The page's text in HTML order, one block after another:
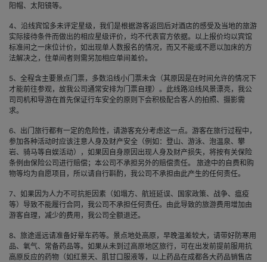
阳帽、太阳镜等。
4、沿线宾馆多未评定星级，我们是根据游客返回后对酒店的感受及当地的旅游
实际接待条件而做出的相应星级评价，均不代表官方依据。以上报价均以宾馆
标准间之一床位计价，如出现单人数报名的情况，而又不能或不愿以加床的方
法解决之，住单间者则需另加相应单间差价。
5、全程含主要景点门票，多数沿线小门票未含（其原因是在时间允许的情况下
才能前往参观，故我公司通常安排为门票自理）。此线路沿线风景漂亮，我公
司司机和导游在首先保证行车安全的原则下会积极配合客人的拍照、摄影需
求。
6、出门旅行都有一定的危险性，请游客充分考虑这一点。游客在旅行过程中，
参加各种活动时应该注意人身及财产安全（例如：登山、游泳、泡温泉、攀
岩、骑马等自娱活动），如果因自身原因出现人身及财产损失，将按有关保险
条例由保险公司进行赔偿；本公司不承担另外的赔偿责任。 旅途中的自费和购
物等均为自愿项目，所以请自行斟酌，我公司不承担由此产生的任何责任。
7、如果因为人力不可抗拒因素（如塌方、航班延误、国家政策、战争、瘟疫
等）导致不能履行合同，我公司不承担任何责任。由此导致的旅游费用增加由
游客自理，减少的费用，我公司全额退还。
8、旅途遥远请准备好晕车药等。景点地处高原，早晚温差较大，请带好防寒用
品、氧气、常备药品等。如果从未到过高原地区旅行，可在出发前提前服用抗
高原反应的药物（如红景天、肌甘口服液等，以上药品在成都各大药品销售店